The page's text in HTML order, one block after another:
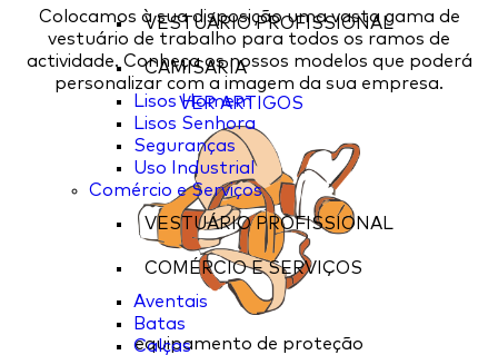
VESTUÁRIO PROFISSIONAL
CAMISARIA
Lisos Homem
Lisos Senhora
Seguranças
Uso Industrial
Comércio e Serviços
VESTUÁRIO PROFISSIONAL
COMÉRCIO E SERVIÇOS
Aventais
Batas
Calças
Colocamos à sua disposição uma vasta gama de
vestuário de trabalho para todos os ramos de
actividade. Conheça os nossos modelos que poderá
personalizar com a imagem da sua empresa.
VER ARTIGOS
equipamento de proteção